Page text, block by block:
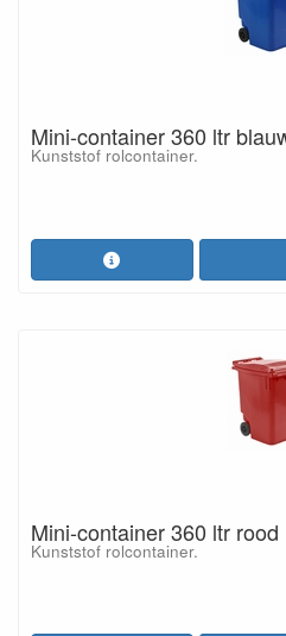
Mini-container 360 ltr
Kunststof rolcontainer.
Mini-container 360 ltr rood
Kunststof rolcontainer.